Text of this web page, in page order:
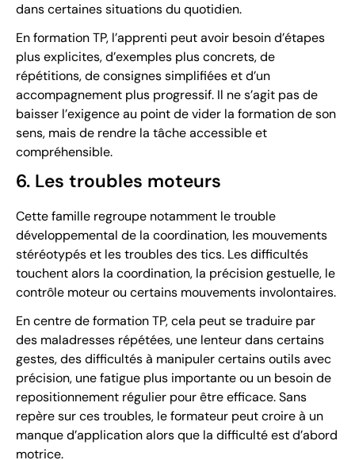
dans certaines situations du quotidien.
En formation TP, l’apprenti peut avoir besoin d’étapes
plus explicites, d’exemples plus concrets, de
répétitions, de consignes simplifiées et d’un
accompagnement plus progressif. Il ne s’agit pas de
baisser l’exigence au point de vider la formation de son
sens, mais de rendre la tâche accessible et
compréhensible.
6. Les troubles moteurs
Cette famille regroupe notamment le trouble
développemental de la coordination, les mouvements
stéréotypés et les troubles des tics. Les difficultés
touchent alors la coordination, la précision gestuelle, le
contrôle moteur ou certains mouvements involontaires.
En centre de formation TP, cela peut se traduire par
des maladresses répétées, une lenteur dans certains
gestes, des difficultés à manipuler certains outils avec
précision, une fatigue plus importante ou un besoin de
repositionnement régulier pour être efficace. Sans
repère sur ces troubles, le formateur peut croire à un
manque d’application alors que la difficulté est d’abord
motrice.